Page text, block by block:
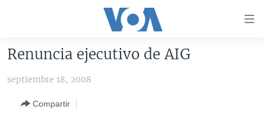
accesibilidad
principal
AMÉRICA DEL NORTE
EEUU
MÉXICO
ELECCIONES EEUU 2024
ELECCIONES EEUU
VOA VERIFICA
Renuncia ejecutivo de AIG
septiembre 18, 2008
Compartir